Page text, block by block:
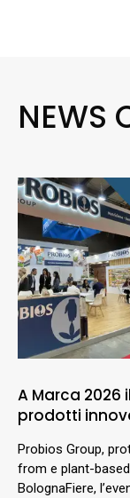
NEWS
A Marca 2026
prodotti
Probios Group,
from e plant-
BolognaFiere,